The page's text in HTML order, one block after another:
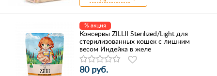
% акция
Консервы ZILLII Sterilized/Light для
стерилизованных кошек с лишним
весом Индейка в желе
80 руб.